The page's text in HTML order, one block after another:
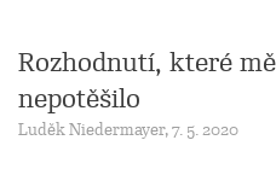
Rozhodnutí, které mě
nepotěšilo
Luděk Niedermayer, 7. 5. 2020